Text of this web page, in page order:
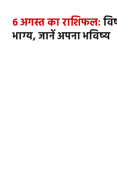
6 अगस्त का राशिफल:
भाग्य, जानें अपना भविष्य